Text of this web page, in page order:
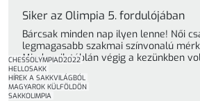
Siker az Olimpia 5. fordulójában
Bárcsak minden nap ilyen lenne! Női
legmagasabb szakmai színvonalú
CHESSOLYMPIAD2022
HELLOSAKK
HÍREK A SAKKVILÁGBÓL
MAGYAROK KÜLFÖLDÖN
SAKKOLIMPIA